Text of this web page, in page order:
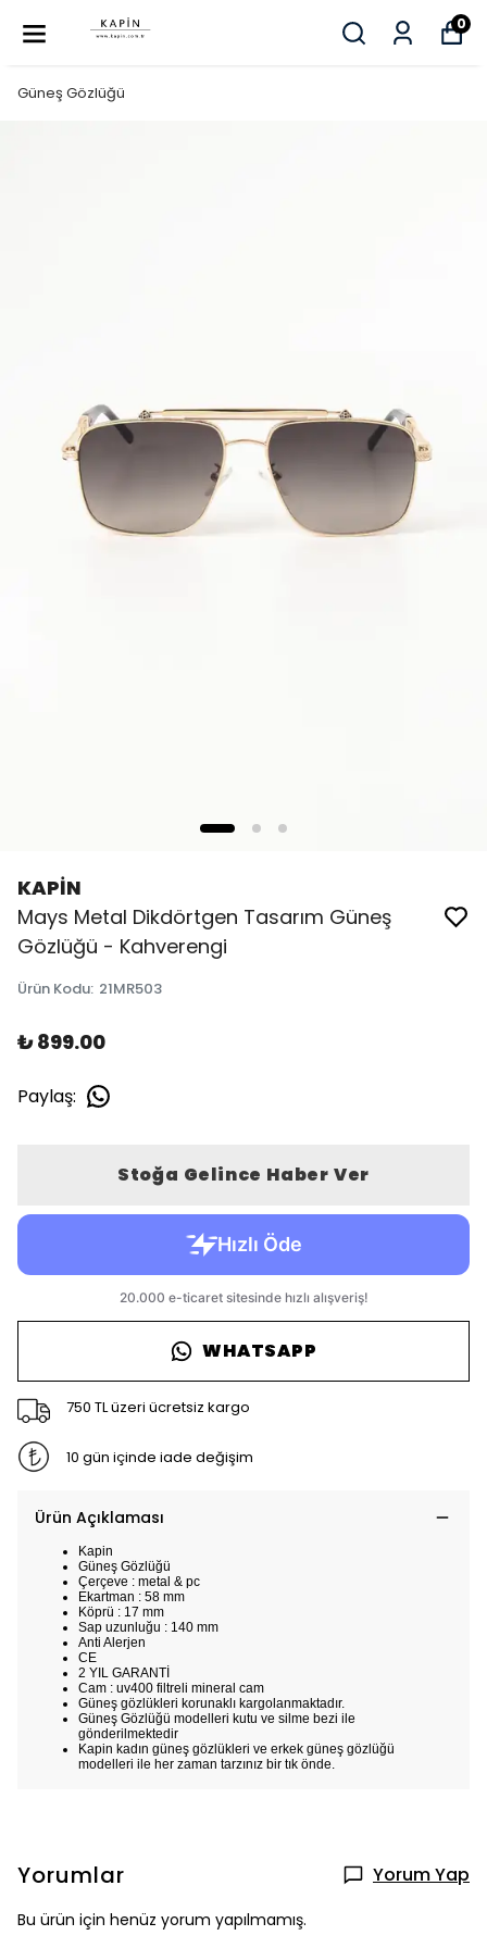
0
Güneş Gözlüğü
KAPİN
Mays Metal Dikdörtgen Tasarım Güneş
Gözlüğü - Kahverengi
Ürün Kodu: 21MR503
₺ 899.00
Paylaş:
Stoğa Gelince Haber Ver
WHATSAPP
750 TL üzeri ücretsiz kargo
10 gün içinde iade değişim
Ürün Açıklaması
Kapin
Güneş Gözlüğü
Çerçeve : metal & pc
Ekartman : 58 mm
Köprü : 17 mm
Sap uzunluğu : 140 mm
Anti Alerjen
CE
2 YIL GARANTİ
Cam : uv400 filtreli mineral cam
Güneş gözlükleri korunaklı kargolanmaktadır.
Güneş Gözlüğü modelleri kutu ve silme bezi ile
gönderilmektedir
Kapin kadın güneş gözlükleri ve erkek güneş gözlüğü
modelleri ile her zaman tarzınız bir tık önde.
Yorumlar Yorum Yap
Bu ürün için henüz yorum yapılmamış.